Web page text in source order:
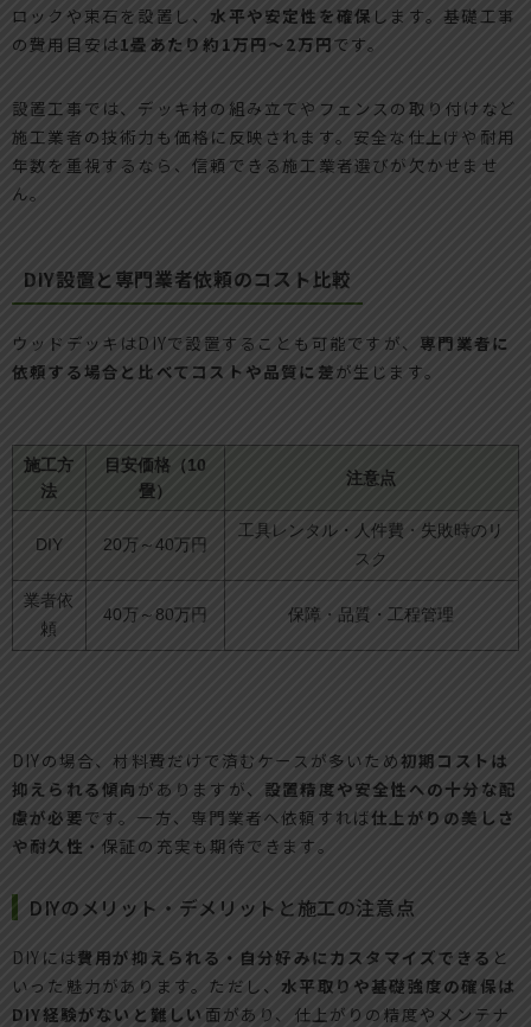
ロックや束石を設置し、 水平や安定性を確保 します。基礎工事
の費用目安は1畳あたり約1万円～2万円です。
設置工事では、デッキ材の組み立てやフェンスの取り付けなど
施工業者の技術力も価格に反映されます。安全な仕上げや耐用
年数を重視するなら、信頼できる施工業者選びが欠かせませ
ん。
DIY設置と専門業者依頼のコスト比較
ウッドデッキはDIYで設置することも可能ですが、 専門業者に
依頼する場合と比べてコストや品質に差 が生じます。
施工方
法
目安価格（10
畳）
注意点
DIY 20万～40万円
工具レンタル・人件費・失敗時のリ
スク
業者依
頼
40万～80万円 保障・品質・工程管理
DIYの場合、材料費だけで済むケースが多いため初期コストは
抑えられる傾向 がありますが、 設置精度や安全性への十分な配
慮が必要です。一方、専門業者へ依頼すれば仕上がりの美しさ
や耐久性 ・保証の充実も期待できます。
DIYのメリット・デメリットと施工の注意点
DIYには費用が抑えられる・自分好みにカスタマイズできる と
いった魅力があります。ただし、水平取りや基礎強度の確保は
DIY経験がないと難しい 面があり、仕上がりの精度やメンテナ